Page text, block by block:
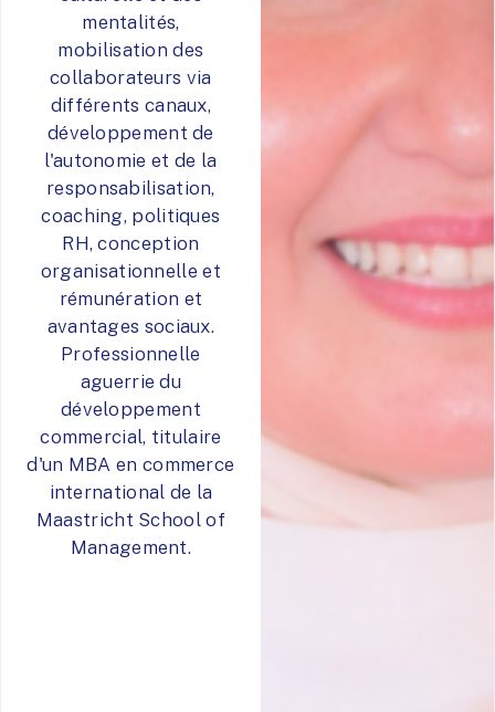
mentalités,
mobilisation des
collaborateurs via
différents canaux,
développement de
l'autonomie et de la
responsabilisation,
coaching, politiques
RH, conception
organisationnelle et
rémunération et
avantages sociaux.
Professionnelle
aguerrie du
développement
commercial, titulaire
d'un MBA en commerce
international de la
Maastricht School of
Management.